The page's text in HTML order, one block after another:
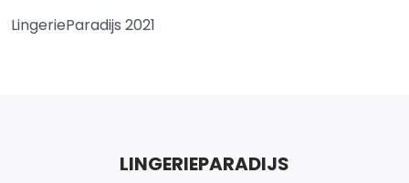
LingerieParadijs 2021
LINGERIEPARADIJS